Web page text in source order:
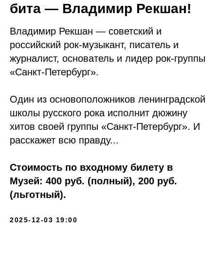
бита — Владимир Рекшан!
Владимир Рекшан — советский и
российский рок-музыкант, писатель и
журналист, основатель и лидер рок-группы
«Санкт-Петербург».
Один из основоположников ленинградской
школы русского рока исполнит дюжину
хитов своей группы «Санкт-Петербург». И
расскажет всю правду...
Стоимость по входному билету в
Музей: 400 руб. (полный), 200 руб.
(льготный).
2025-12-03 19:00